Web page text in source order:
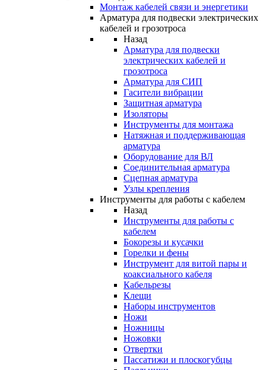
Монтаж кабелей связи и энергетики
Арматура для подвески электрических
кабелей и грозотроса
Назад
Арматура для подвески
электрических кабелей и
грозотроса
Арматура для СИП
Гасители вибрации
Защитная арматура
Изоляторы
Инструменты для монтажа
Натяжная и поддерживающая
арматура
Оборудование для ВЛ
Соединительная арматура
Сцепная арматура
Узлы крепления
Инструменты для работы с кабелем
Назад
Инструменты для работы с
кабелем
Бокорезы и кусачки
Горелки и фены
Инструмент для витой пары и
коаксиального кабеля
Кабельрезы
Клещи
Наборы инструментов
Ножи
Ножницы
Ножовки
Отвертки
Пассатижи и плоскогубцы